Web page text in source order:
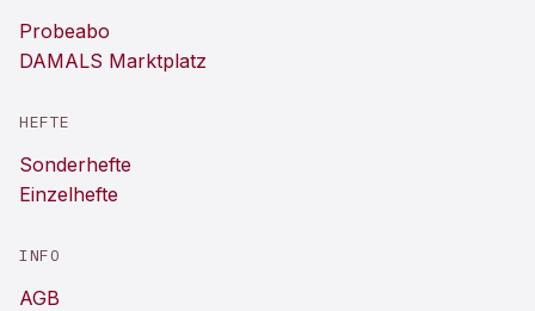
Probeabo
DAMALS Marktplatz
HEFTE
Sonderhefte
Einzelhefte
INFO
AGB